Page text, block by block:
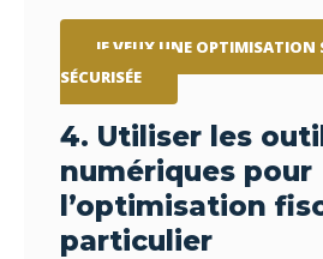
JE VEUX UNE OPTIMISATION
SÉCURISÉE
4. Utiliser les
numériques pour
l’optimisation
particulier